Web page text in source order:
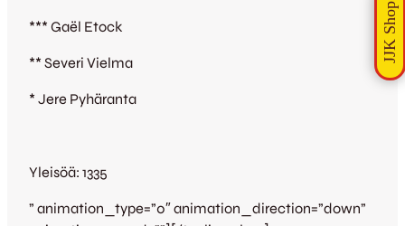
*** Gaël Etock
** Severi Vielma
* Jere Pyhäranta
Yleisöä: 1335
” animation_type=”0″ animation_direction=”down”